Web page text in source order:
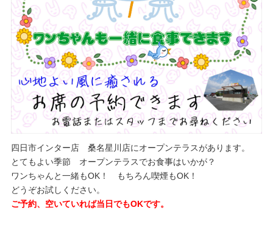
四日市インター店 桑名星川店にオープンテラスがあります。
とてもよい季節 オープンテラスでお食事はいかが？
ワンちゃんと一緒もOK！ もちろん喫煙もOK！
どうぞお試しください。
ご予約、空いていれば当日でもOKです。